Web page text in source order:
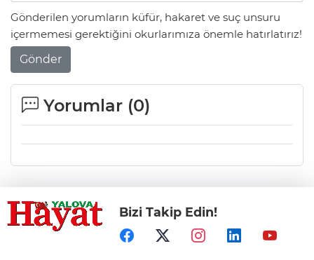
Gönderilen yorumların küfür, hakaret ve suç unsuru
içermemesi gerektiğini okurlarımıza önemle hatırlatırız!
Gönder
Yorumlar (0)
Bizi Takip Edin!